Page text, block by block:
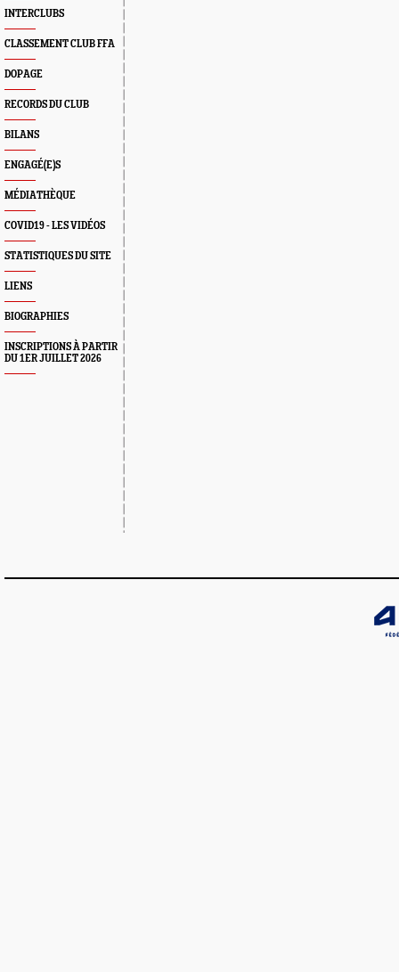
INTERCLUBS
CLASSEMENT CLUB FFA
DOPAGE
RECORDS DU CLUB
BILANS
ENGAGÉ(E)S
MÉDIATHÈQUE
COVID19 - LES VIDÉOS
STATISTIQUES DU SITE
LIENS
BIOGRAPHIES
INSCRIPTIONS À PARTIR
DU 1ER JUILLET 2026